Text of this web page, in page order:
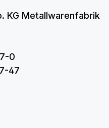
KG Metallwarenfabrik
0
47